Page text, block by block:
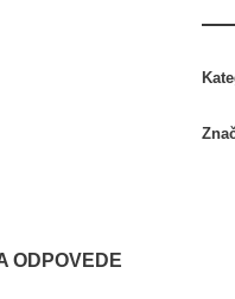
ODPOVEDE